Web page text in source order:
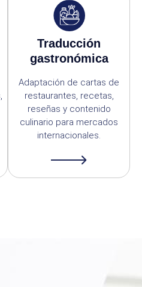
Traducción
gastronómica
Adaptación de cartas de
restaurantes, recetas,
reseñas y contenido
culinario para mercados
internacionales.